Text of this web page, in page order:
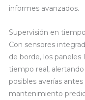
informes avanzados.
Supervisión en
Con sensores
de borde, los paneles
tiempo real,
posibles averías
mantenimiento